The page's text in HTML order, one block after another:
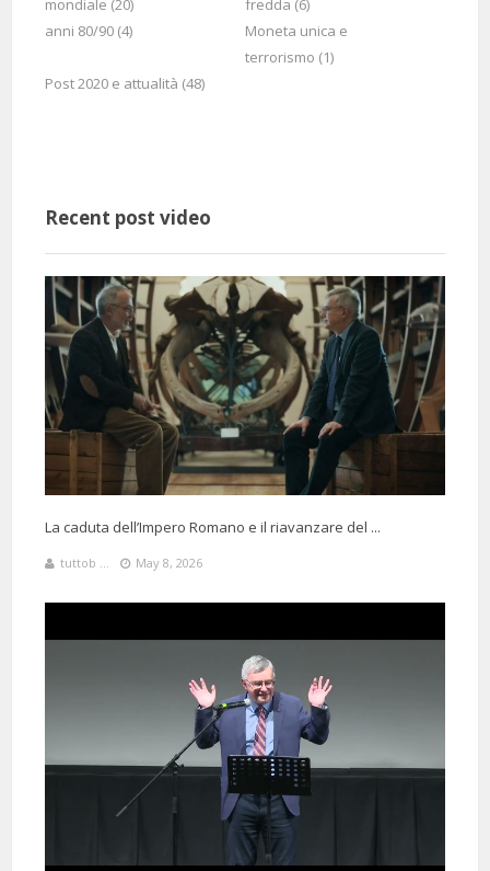
ore e ore ad ascoltarlo.
Buon giorno a voi tutti! Molto interessante 🤗🇮🇹🤗🇮🇹
@pierpaolo0101 Said: 4 Months 117 Hours 44 Minutes ago
nome) su Roma?
4 Months 135 Minutes ago
Il prof. Barbero è in grado di piegare lo spazio tempo. 30min con lui
mondiale (20)
fredda (6)
anni 80/90 (4)
Moneta unica e
terrorismo (1)
Post 2020 e attualità (48)
Recent post video
La caduta dell’Impero Romano e il riavanzare del ...
tuttob ... May 8, 2026